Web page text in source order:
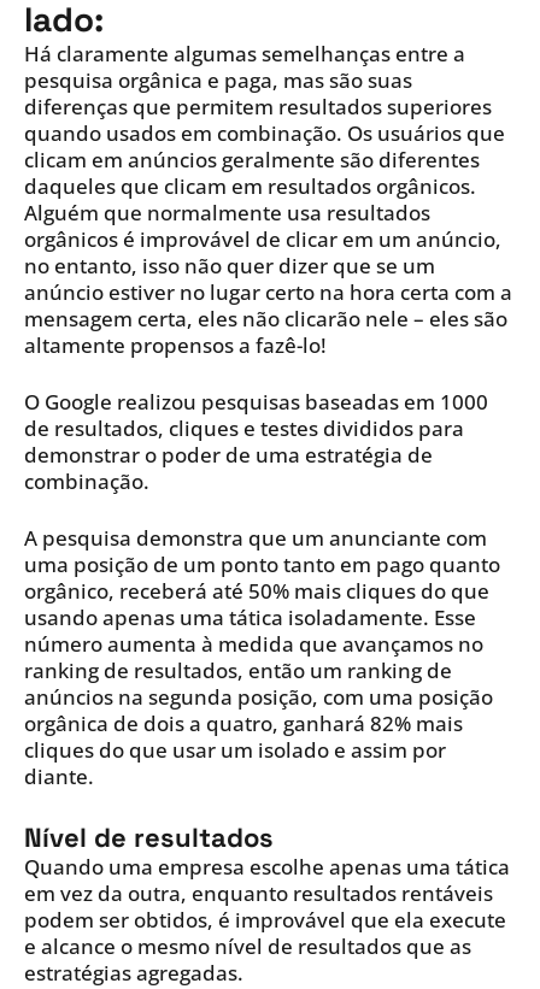
lado:
Há claramente algumas semelhanças entre a
pesquisa orgânica e paga, mas são suas
diferenças que permitem resultados superiores
quando usados em combinação. Os usuários que
clicam em anúncios geralmente são diferentes
daqueles que clicam em resultados orgânicos.
Alguém que normalmente usa resultados
orgânicos é improvável de clicar em um anúncio,
no entanto, isso não quer dizer que se um
anúncio estiver no lugar certo na hora certa com a
mensagem certa, eles não clicarão nele – eles são
altamente propensos a fazê-lo!
O Google realizou pesquisas baseadas em 1000
de resultados, cliques e testes divididos para
demonstrar o poder de uma estratégia de
combinação.
A pesquisa demonstra que um anunciante com
uma posição de um ponto tanto em pago quanto
orgânico, receberá até 50% mais cliques do que
usando apenas uma tática isoladamente. Esse
número aumenta à medida que avançamos no
ranking de resultados, então um ranking de
anúncios na segunda posição, com uma posição
orgânica de dois a quatro, ganhará 82% mais
cliques do que usar um isolado e assim por
diante.
Nível de resultados
Quando uma empresa escolhe apenas uma tática
em vez da outra, enquanto resultados rentáveis
podem ser obtidos, é improvável que ela execute
e alcance o mesmo nível de resultados que as
estratégias agregadas.